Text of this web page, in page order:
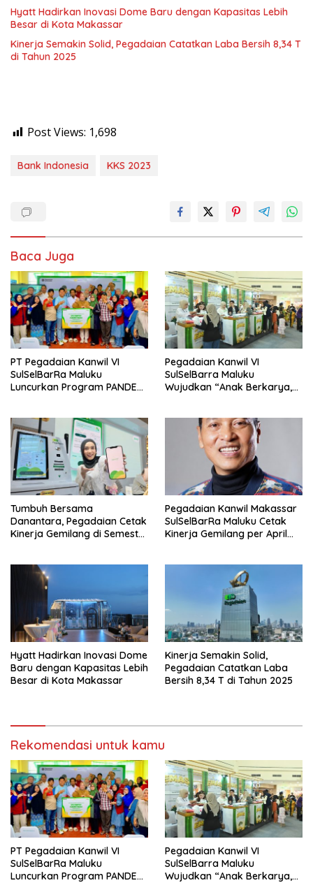
Hyatt Hadirkan Inovasi Dome Baru dengan Kapasitas Lebih
Besar di Kota Makassar
Kinerja Semakin Solid, Pegadaian Catatkan Laba Bersih 8,34 T
di Tahun 2025
Post Views: 1,698
Bank Indonesia KKS 2023
Baca Juga
PT Pegadaian Kanwil VI
SulSelBarRa Maluku
Luncurkan Program PANDE
Pegadaian Kanwil VI
SulSelBarra Maluku
Wujudkan “Anak Berkarya,
Tumbuh Bersama
Danantara, Pegadaian Cetak
Kinerja Gemilang di Semester
Pegadaian Kanwil Makassar
SulSelBarRa Maluku Cetak
Kinerja Gemilang per April
Hyatt Hadirkan Inovasi Dome
Baru dengan Kapasitas Lebih
Besar di Kota Makassar
Kinerja Semakin Solid,
Pegadaian Catatkan Laba
Bersih 8,34 T di Tahun 2025
Rekomendasi untuk kamu
PT Pegadaian Kanwil VI
SulSelBarRa Maluku
Luncurkan Program PANDE
Pegadaian Kanwil VI
SulSelBarra Maluku
Wujudkan “Anak Berkarya,